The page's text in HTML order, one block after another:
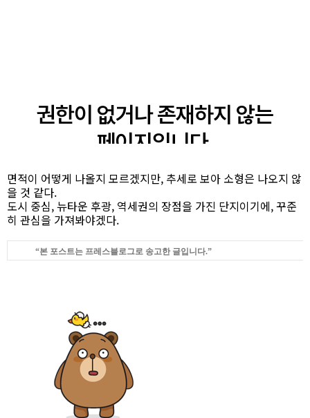
면적이 어떻게 나올지 모르겠지만, 추세로 보아 소형은 나오지 않
을 것 같다.
도시 중심, 뉴타운 후광, 역세권의 장점을 가진 단지이기에, 꾸준
히 관심을 가져봐야겠다.
“본 포스트는 프레스블로그 로 송고한 글입니다.”